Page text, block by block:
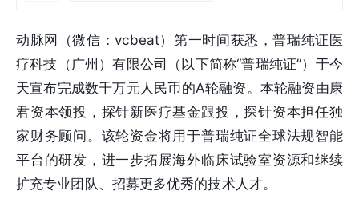
动脉网（微信：vcbeat）第一时间获悉，普瑞纯证医
疗科技（广州）有限公司（以下简称“普瑞纯证”）于今
天宣布完成数千万元人民币的A轮融资。本轮融资由康
君资本领投，探针新医疗基金跟投，探针资本担任独
家财务顾问。该轮资金将用于普瑞纯证全球法规智能
平台的研发，进一步拓展海外临床试验室资源和继续
扩充专业团队、招募更多优秀的技术人才。